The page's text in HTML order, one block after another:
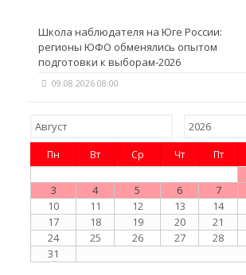
Школа наблюдателя на Юге России:
регионы ЮФО обменялись опытом
подготовки к выборам-2026
09.08.2026 08:00
Пн Вт Ср Чт Пт
3
4 5 6 7
10
11 12 13 14
17
18 19 20 21
24
25 26 27 28
31